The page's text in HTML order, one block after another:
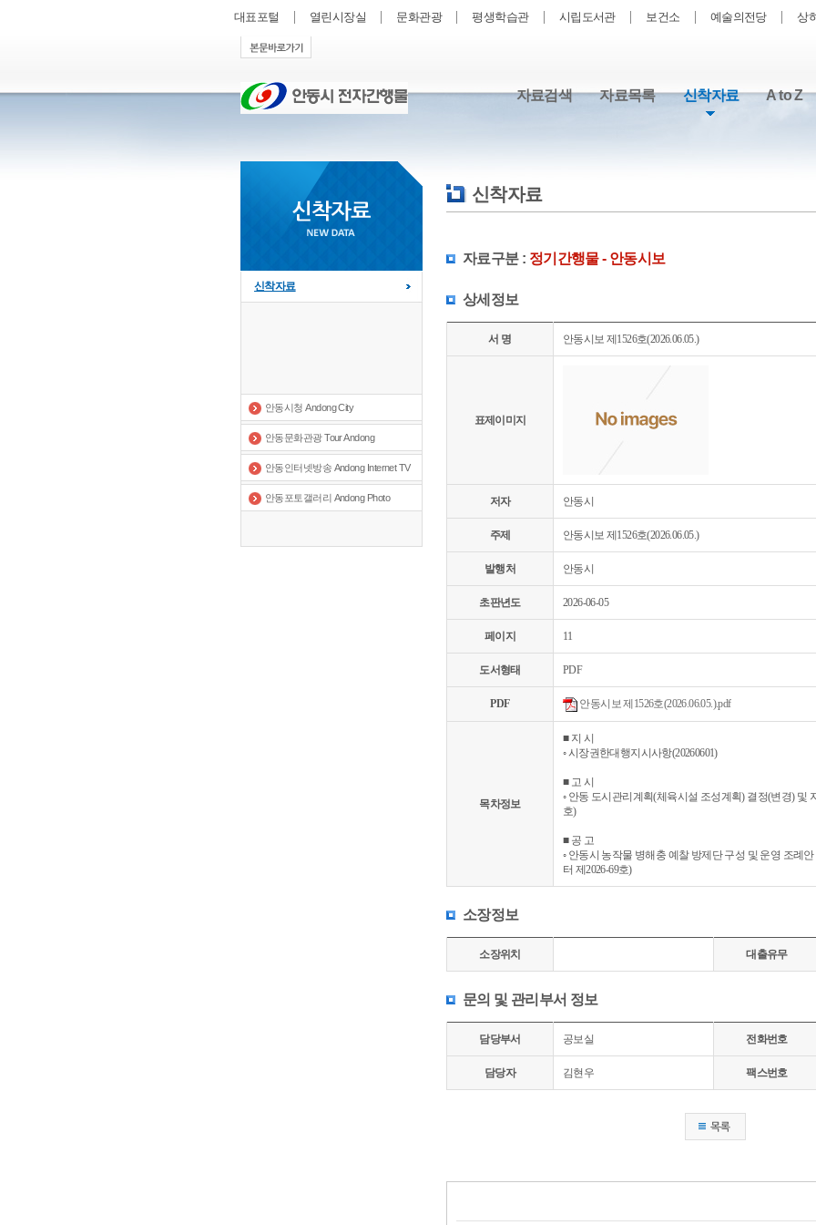
대표포털 열린시장실 문화관광 평생학습관 시립도서관 보건소 예술의전당 상
자료검색 자료목록 신착자료 A to Z
신착자료
안동시청 Andong City
안동문화관광 Tour Andong
안동인터넷방송 Andong Internet TV
안동포토갤러리 Andong Photo
신착자료
자료구분 : 정기간행물 - 안동시보
상세정보
서 명 안동시보 제1526호(2026.06.05.)
표제이미지
저자 안동시
주제 안동시보 제1526호(2026.06.05.)
발행처 안동시
초판년도 2026-06-05
페이지 11
도서형태 PDF
PDF 안동시보 제1526호(2026.06.05.).pdf
목차정보
■ 지 시
◦ 시장권한대행지시사항(20260601)
■ 고 시
◦ 안동 도시관리계획(체육시설 조성계획) 결정(변경) 및
호)
■ 공 고
◦ 안동시 농작물 병해충 예찰 방제단 구성 및 운영 조례
터 제2026-69호)
소장정보
소장위치 대출유무
문의 및 관리부서 정보
담당부서 공보실 전화번호
담당자 김현우 팩스번호